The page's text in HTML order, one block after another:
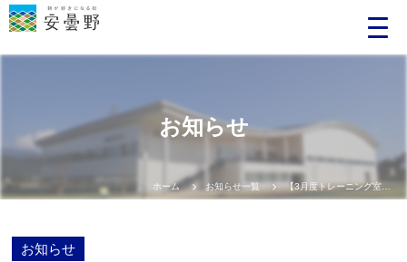
お知らせ
ホーム お知らせ一覧 【3月度トレーニング室講習会日程のお知らせ】
お知らせ